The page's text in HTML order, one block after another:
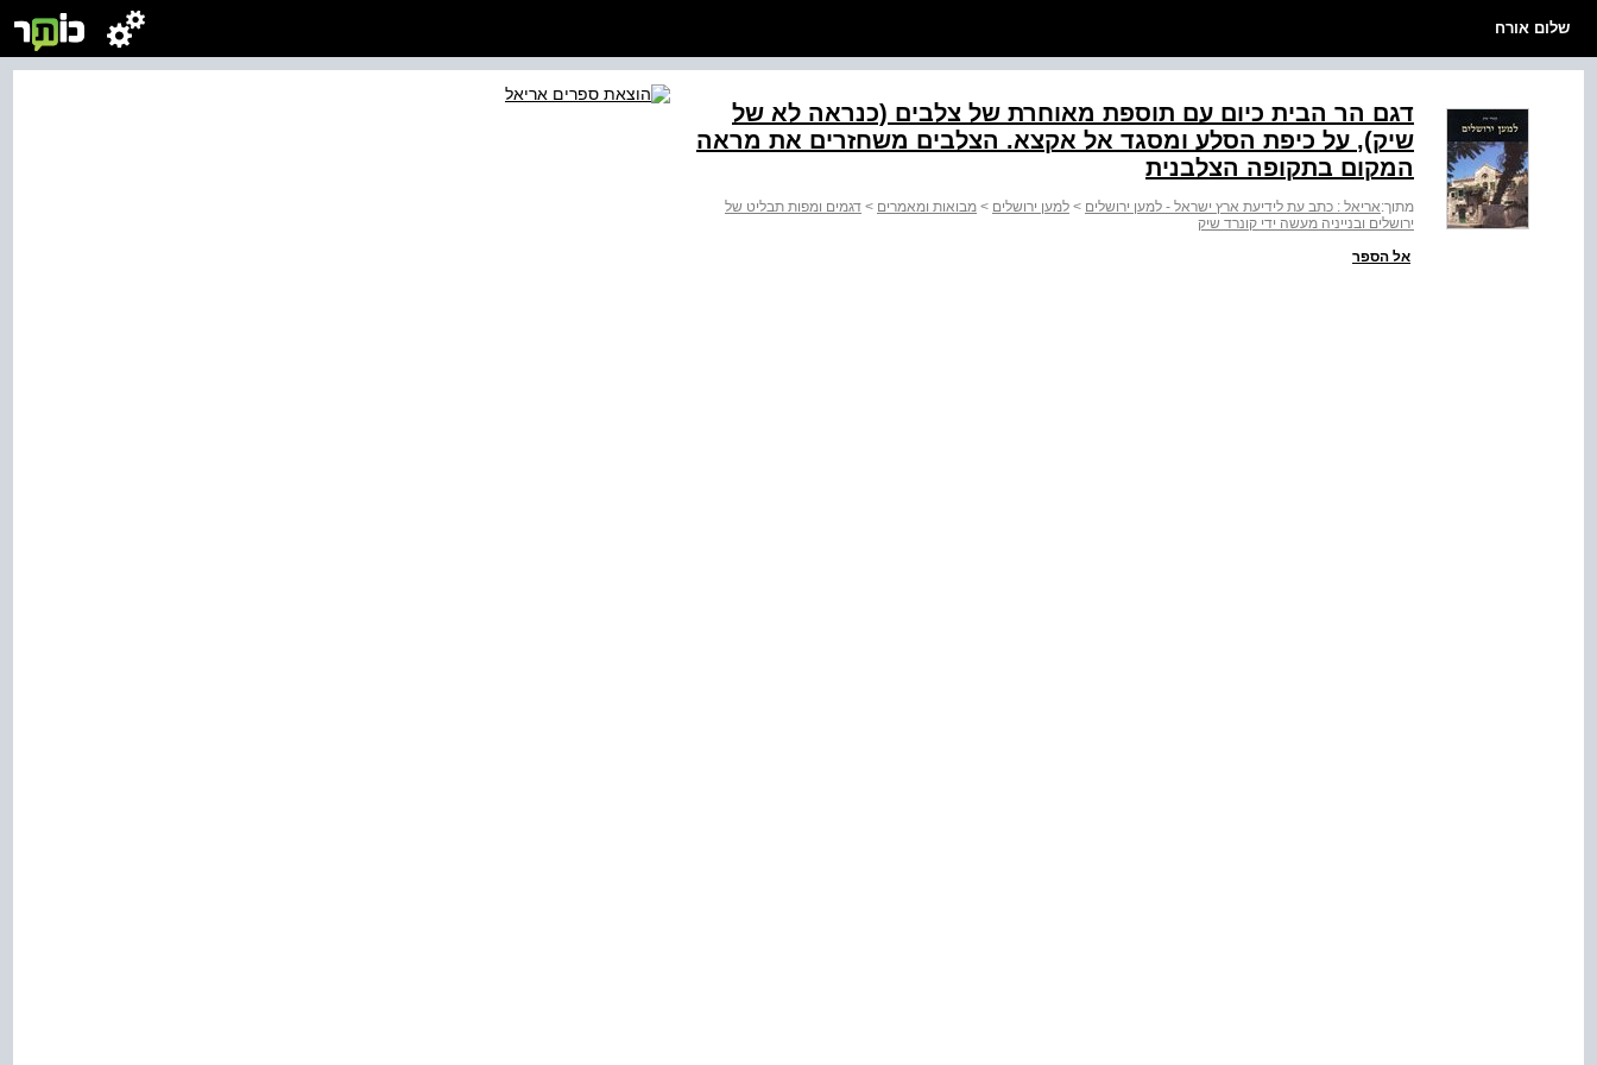
שלום אורח
דגם הר הבית כיום עם תוספת מאוחרת של צלבים (כנראה לא של
שיק‭,(‬ על כיפת הסלע ומסגד אל אקצא. הצלבים משחזרים את מראה
המקום בתקופה הצלבנית
מתוך:אריאל : כתב עת לידיעת ארץ ישראל - למען ירושלים > למען ירושלים > מבואות ומאמרים > דגמים ומפות תבליט של
ירושלים ובנייניה מעשה ידי קונרד שיק
אל הספר